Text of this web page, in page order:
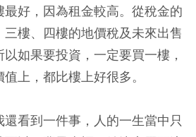
好，因為租金較高。從稅金的
樓、四樓的地價稅及未來出售
如果要投資，一定要買一樓，
上，都比樓上好很多。
看到一件事，人的一生當中只